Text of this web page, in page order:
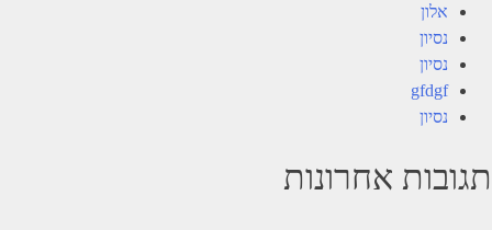
אלון
נסיון
נסיון
gfdgf
נסיון
תגובות אחרונות